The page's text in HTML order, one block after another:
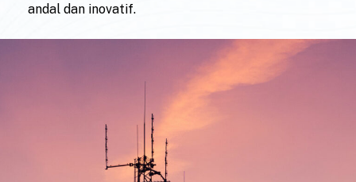
andal dan inovatif.